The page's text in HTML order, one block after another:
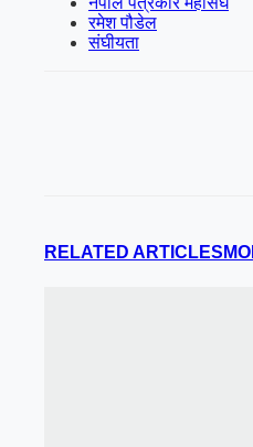
रमेश पौडेल
संघीयता
RELATED ARTICLES